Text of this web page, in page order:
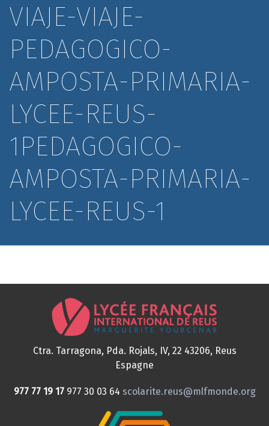
VIAJE-VIAJE-
PEDAGOGICO-
AMPOSTA-PRIMARIA-
LYCEE-REUS-
1PEDAGOGICO-
AMPOSTA-PRIMARIA-
LYCEE-REUS-1
Ctra. Tarragona, Pda. Rojals, IV, 22 43206, Reus
Espagne
977 77 19 17 977 30 03 64 scolarite.reus@mlfmonde.org